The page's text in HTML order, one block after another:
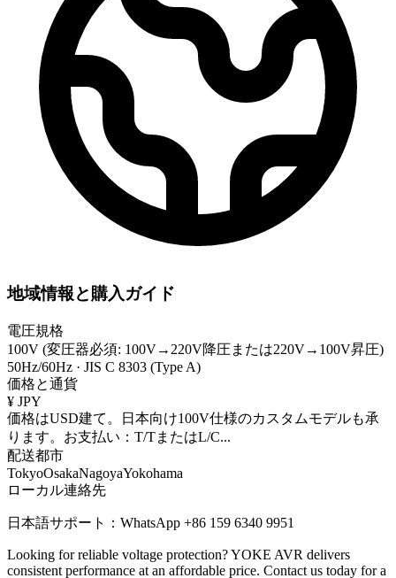
地域情報と購入ガイド
電圧規格
100V (変圧器必須: 100V→220V降圧または220V→100V昇圧)
50Hz/60Hz · JIS C 8303 (Type A)
価格と通貨
¥ JPY
価格はUSD建て。日本向け100V仕様のカスタムモデルも承
ります。お支払い：T/TまたはL/C...
配送都市
TokyoOsakaNagoyaYokohama
ローカル連絡先
日本語サポート：WhatsApp +86 159 6340 9951
Looking for reliable voltage protection? YOKE AVR delivers
consistent performance at an affordable price. Contact us today for a